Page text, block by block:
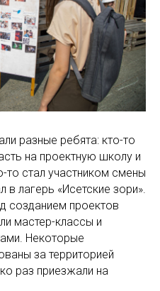
разные ребята: кто-то
на проектную школу и
то стал участником смены
в лагерь «Исетские зори».
созданием проектов
мастер-классы и
Некоторые
за территорией
раз приезжали на